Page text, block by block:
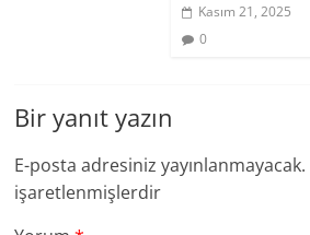
Kasım 21, 2025
0
Bir yanıt yazın
E-posta adresiniz yayınlanmayacak.
işaretlenmişlerdir